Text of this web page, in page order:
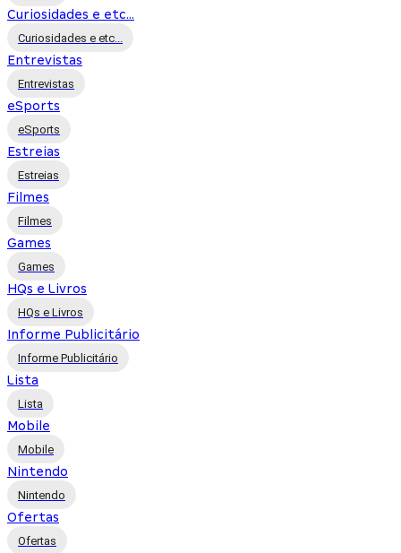
Curiosidades e etc...
Curiosidades e etc...
Entrevistas
Entrevistas
eSports
eSports
Estreias
Estreias
Filmes
Filmes
Games
Games
HQs e Livros
HQs e Livros
Informe Publicitário
Informe Publicitário
Lista
Lista
Mobile
Mobile
Nintendo
Nintendo
Ofertas
Ofertas